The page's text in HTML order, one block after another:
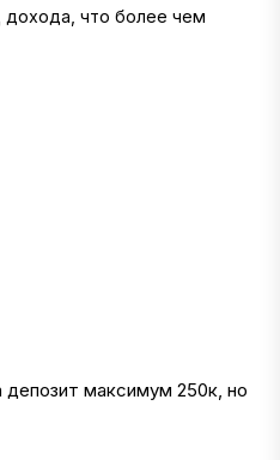
дохода, что более чем
депозит максимум 250к, но